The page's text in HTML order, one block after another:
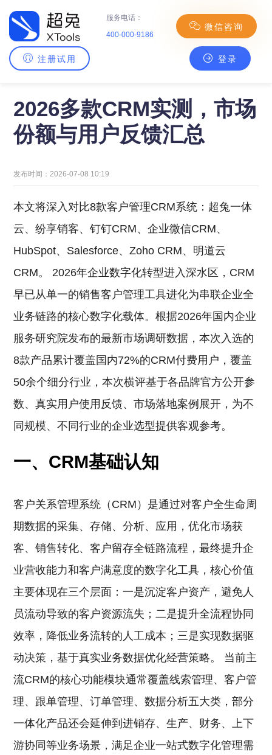
服务电话：
400-000-9186
微信咨询
注册试用 登录
主页>CRM百科> 2026多款CRM实测，市场份额与用户反馈汇总
2026多款CRM实测，市场
份额与用户反馈汇总
发布时间：2026-07-08 10:19
本文将深入对比8款客户管理CRM系统：超兔一体
云、纷享销客、钉钉CRM、企业微信CRM、
HubSpot、Salesforce、Zoho CRM、明道云
CRM。 2026年企业数字化转型进入深水区，CRM
早已从单一的销售客户管理工具进化为串联企业全
业务链路的核心数字化载体。根据2026年国内企业
服务研究院发布的最新市场调研数据，本次入选的
8款产品累计覆盖国内72%的CRM付费用户，覆盖
50余个细分行业，本次横评基于各品牌官方公开参
数、真实用户使用反馈、市场落地案例展开，为不
同规模、不同行业的企业选型提供客观参考。
一、CRM基础认知
客户关系管理系统（CRM）是通过对客户全生命周
期数据的采集、存储、分析、应用，优化市场获
客、销售转化、客户留存全链路流程，最终提升企
业营收能力和客户满意度的数字化工具，核心价值
主要体现在三个层面：一是沉淀客户资产，避免人
员流动导致的客户资源流失；二是提升全流程协同
效率，降低业务流转的人工成本；三是实现数据驱
动决策，基于真实业务数据优化经营策略。 当前主
流CRM的核心功能模块通常覆盖线索管理、客户管
理、跟单管理、订单管理、数据分析五大类，部分
一体化产品还会延伸到进销存、生产、财务、上下
游协同等业务场景，满足企业一站式数字化管理需